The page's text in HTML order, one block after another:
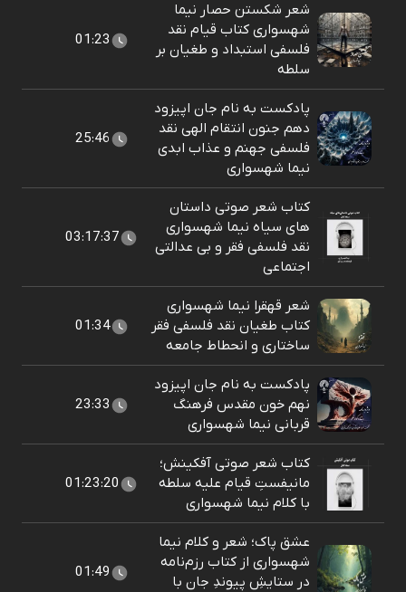
شعر شکستن حصار نیما
شهسواری کتاب قیام نقد
فلسفی استبداد و طغیان بر
سلطه
01:23
پادکست به نام جان اپیزود
دهم جنون انتقام الهی نقد
فلسفی جهنم و عذاب ابدی
نیما شهسواری
25:46
کتاب شعر صوتی داستان
های سیاه نیما شهسواری
نقد فلسفی فقر و بی عدالتی
اجتماعی
03:17:37
شعر قهقرا نیما شهسواری
کتاب طغیان نقد فلسفی فقر
ساختاری و انحطاط جامعه
01:34
پادکست به نام جان اپیزود
نهم خون مقدس فرهنگ
قربانی نیما شهسواری
23:33
کتاب شعر صوتی آفکینش؛
مانیفستِ قیام علیه سلطه
با کلام نیما شهسواری
01:23:20
عشق پاک؛ شعر و کلام نیما
شهسواری از کتاب رزم‌نامه
در ستایشِ پیوندِ جان با
01:49